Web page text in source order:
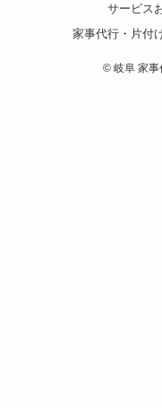
サービス
家事代行・片付
©岐阜 家事